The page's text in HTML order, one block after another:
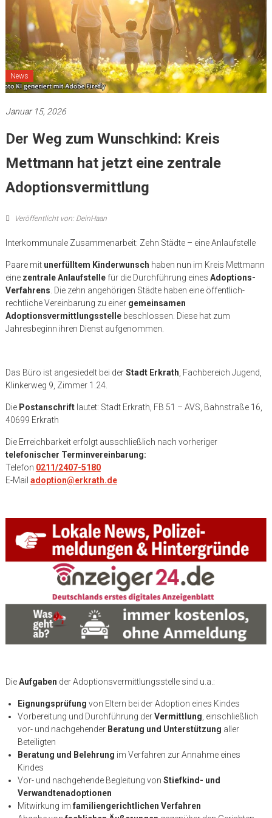
News
Januar 15, 2026
Der Weg zum Wunschkind: Kreis
Mettmann hat jetzt eine zentrale
Adoptionsvermittlung
Veröffentlicht von: DeinHaan
Interkommunale Zusammenarbeit: Zehn Städte – eine Anlaufstelle
Paare mit unerfülltem Kinderwunsch haben nun im Kreis Mettmann
eine zentrale Anlaufstellefür die Durchführung eines Adoptions-
Verfahrens . Die zehn angehörigen Städte haben eine öffentlich-
rechtliche Vereinbarung zu einer gemeinsamen
Adoptionsvermittlungsstellebeschlossen. Diese hat zum
Jahresbeginn ihren Dienst aufgenommen.
Das Büro ist angesiedelt bei derStadt Erkrath , Fachbereich Jugend,
Klinkerweg 9, Zimmer 1.24.
Die Postanschriftlautet: Stadt Erkrath, FB 51 – AVS, Bahnstraße 16,
40699 Erkrath
Die Erreichbarkeit erfolgt ausschließlich nach vorheriger
telefonischer Terminvereinbarung:
Telefon 0211/2407-5180
E-Mail adoption@erkrath.de
DieAufgaben der Adoptionsvermittlungsstelle sind u.a.:
Eignungsprüfung von Eltern bei der Adoption eines Kindes
Vorbereitung und Durchführung derVermittlung , einschließlich
vor- und nachgehender Beratung und Unterstützung aller
Beteiligten
Beratung und Belehrung im Verfahren zur Annahme eines
Kindes
Vor- und nachgehende Begleitung von Stiefkind- und
Verwandtenadoptionen
Mitwirkung im familiengerichtlichen Verfahren